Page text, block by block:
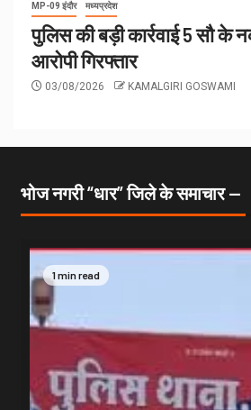
MP-09 इंदौर मध्यप्रदेश
पुलिस की बड़ी कार्रवाई 5 सौ के
आरोपी गिरफ्तार
03/08/2026 KAMALGIRI GOSWAMI
भोज नगरी “धार” जिले के समाचार —
1 min read